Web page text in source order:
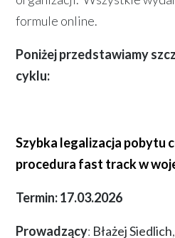
formule online.
Poniżej przedstawiamy
cyklu:
Szybka legalizacja pobytu
procedura fast track w
Termin: 17.03.2026
Prowadzący: Błażej Siedlich